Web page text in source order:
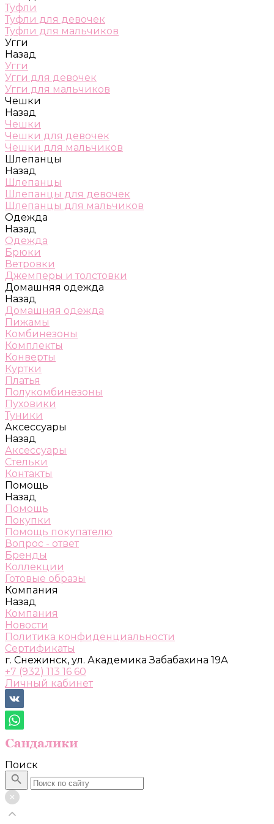
Туфли
Туфли для девочек
Туфли для мальчиков
Угги
Назад
Угги
Угги для девочек
Угги для мальчиков
Чешки
Назад
Чешки
Чешки для девочек
Чешки для мальчиков
Шлепанцы
Назад
Шлепанцы
Шлепанцы для девочек
Шлепанцы для мальчиков
Одежда
Назад
Одежда
Брюки
Ветровки
Джемперы и толстовки
Домашняя одежда
Назад
Домашняя одежда
Пижамы
Комбинезоны
Комплекты
Конверты
Куртки
Платья
Полукомбинезоны
Пуховики
Туники
Аксессуары
Назад
Аксессуары
Стельки
Контакты
Помощь
Назад
Помощь
Покупки
Помощь покупателю
Вопрос - ответ
Бренды
Коллекции
Готовые образы
Компания
Назад
Компания
Новости
Политика конфиденциальности
Сертификаты
г. Снежинск, ул. Академика Забабахина 19А
+7 (932) 113 16 60
Личный кабинет
Поиск